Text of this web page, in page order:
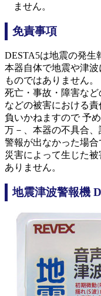
ません。
免責事項
DESTA5は地震の発生
本器自体で地震や津
ものではありません。
死亡・事故・障害な
などの被害における責
負いかねますので 予
万－、本器の不具合、
警報が出なかった場合
災害によって生じた
ありません。
地震津波警報機